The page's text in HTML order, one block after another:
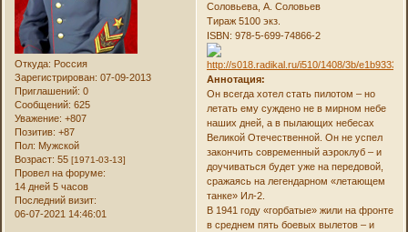
Откуда: Россия
Зарегистрирован: 07-09-2013
Приглашений: 0
Сообщений: 625
Уважение: +807
Позитив: +87
Пол: Мужской
Возраст: 55[1971-03-13]
Провел на форуме:
14 дней 5 часов
Последний визит:
06-07-2021 14:46:01
Соловьева, А. Соловьев
Тираж 5100 экз.
ISBN: 978-5-699-74866-2
Аннотация:
Он всегда хотел стать пилотом – но
летать ему суждено не в мирном небе
наших дней, а в пылающих небесах
Великой Отечественной. Он не успел
закончить современный аэроклуб – и
доучиваться будет уже на передовой,
сражаясь на легендарном «летающем
танке» Ил-2.
В 1941 году «горбатые» жили на фронте
в среднем пять боевых вылетов – и